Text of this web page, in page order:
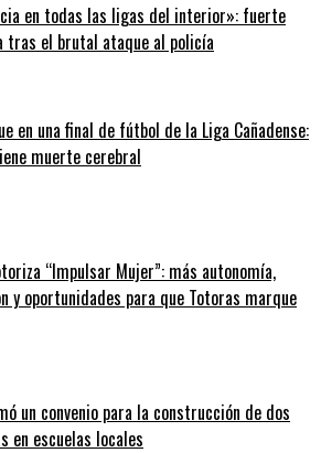
en todas las ligas del interior»: fuerte
tras el brutal ataque al policía
en una final de fútbol de la Liga Cañadense:
muerte cerebral
“Impulsar Mujer”: más autonomía,
y oportunidades para que Totoras marque
un convenio para la construcción de dos
en escuelas locales